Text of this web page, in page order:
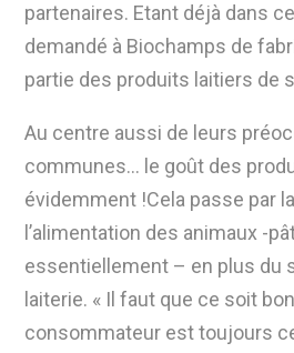
partenaires. Etant déjà dans
demandé à Biochamps de
partie des produits laitiers de
Au centre aussi de leurs
communes… le goût des
évidemment !Cela passe par
l’alimentation des animaux -
essentiellement – en plus du
laiterie. « Il faut que ce soit
consommateur est toujours